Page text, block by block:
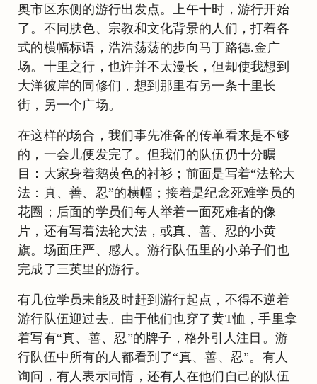
奥市区东侧的游行出发点。上午十时，游行开始
了。不同肤色、宗教和文化背景的人们，打着各
式的横幅标语，浩浩荡荡的步向马丁路德.金广
场。十里之行，也许并不太漫长，但却使我想到
大洋彼岸的同修们，想到那里有另一条十里长
街，另一个广场。
在这样的场合，我们事先准备的传单看来是不够
的，一会儿便发完了。但我们的队伍仍十分瞩
目：大家身着鹅黄色的衬衫；前面是写着“法轮大
法：真、善、忍”的横幅；接着是纪念死难学员的
花圈；后面的学员们每人举着一面死难者的像
片，还有写着法轮大法，或真、善、忍的小黄
旗。场面庄严、感人。游行队伍里的小弟子们也
完成了三英里的游行。
有几位学员未能及时赶到游行起点，不得不逆着
游行队伍迎过去。由于他们也穿了黄T恤，手里拿
着写有“真、善、忍”的牌子，格外引人注目。游
行队伍中所有的人都看到了“真、善、忍”。有人
询问，有人表示同情，还有人在他们自己的队伍